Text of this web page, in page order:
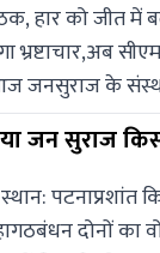
में बदलने का संकल्प,
से रूबरू
से लेकर हार
इस हार को
हालात पर
जन सुराज
पटनाप्रशांत
दोनों का